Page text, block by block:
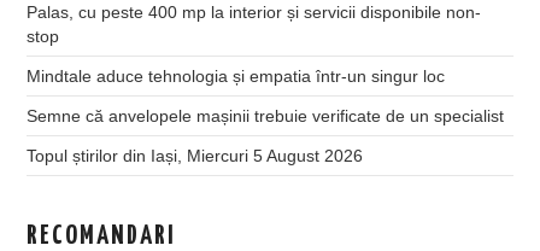
Palas, cu peste 400 mp la interior și servicii disponibile non-
stop
Mindtale aduce tehnologia și empatia într-un singur loc
Semne că anvelopele mașinii trebuie verificate de un specialist
Topul știrilor din Iași, Miercuri 5 August 2026
RECOMANDARI